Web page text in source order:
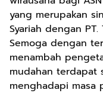
yang merupakan
Syariah dengan
Semoga dengan
menambah
mudahan terdapat
menghadapi masa